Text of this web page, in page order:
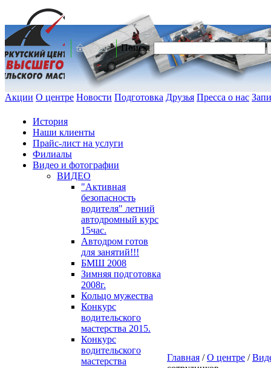
Поиск:
Акции О центре Новости Подготовка Друзья Пресса о нас
История
Наши клиенты
Прайс-лист на услуги
Филиалы
Видео и фотографии
ВИДЕО
"Активная
безопасность
водителя" летний
автодромный курс
15час.
Автодром готов
для занятий!!!
БМШ 2008
Зимняя подготовка
2008г.
Кольцо мужества
Конкурс
водительского
мастерства 2015.
Конкурс
водительского
мастерства
Главная /О центре /